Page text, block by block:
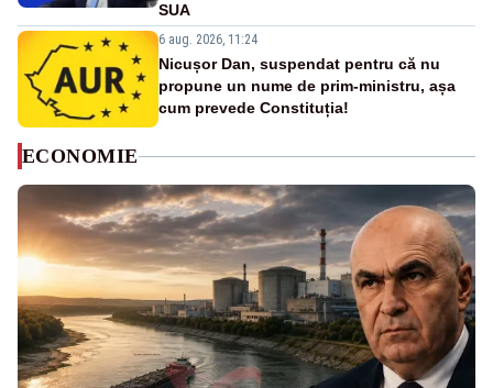
SUA
6 aug. 2026, 11:24
Nicușor Dan, suspendat pentru că nu
propune un nume de prim-ministru, așa
cum prevede Constituția!
ECONOMIE